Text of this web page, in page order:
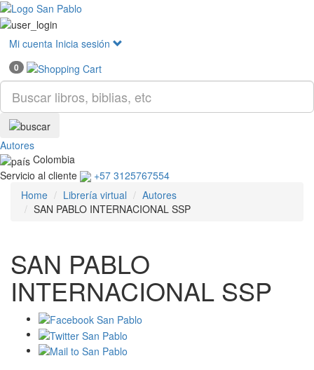
Mi cuenta Inicia sesión
0
Autores
Colombia
Servicio al cliente
+57 3125767554
Home
Librería virtual
Autores
SAN PABLO INTERNACIONAL SSP
SAN PABLO
INTERNACIONAL SSP